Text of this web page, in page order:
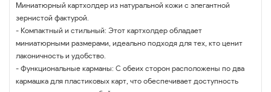
Миниатюрный картхолдер из натуральной кожи с элегантной
зернистой фактурой.
- Компактный и стильный: Этот картхолдер обладает
миниатюрными размерами, идеально подходя для тех, кто ценит
лаконичность и удобство.
- Функциональные карманы: С обеих сторон расположены по два
кармашка для пластиковых карт, что обеспечивает доступность